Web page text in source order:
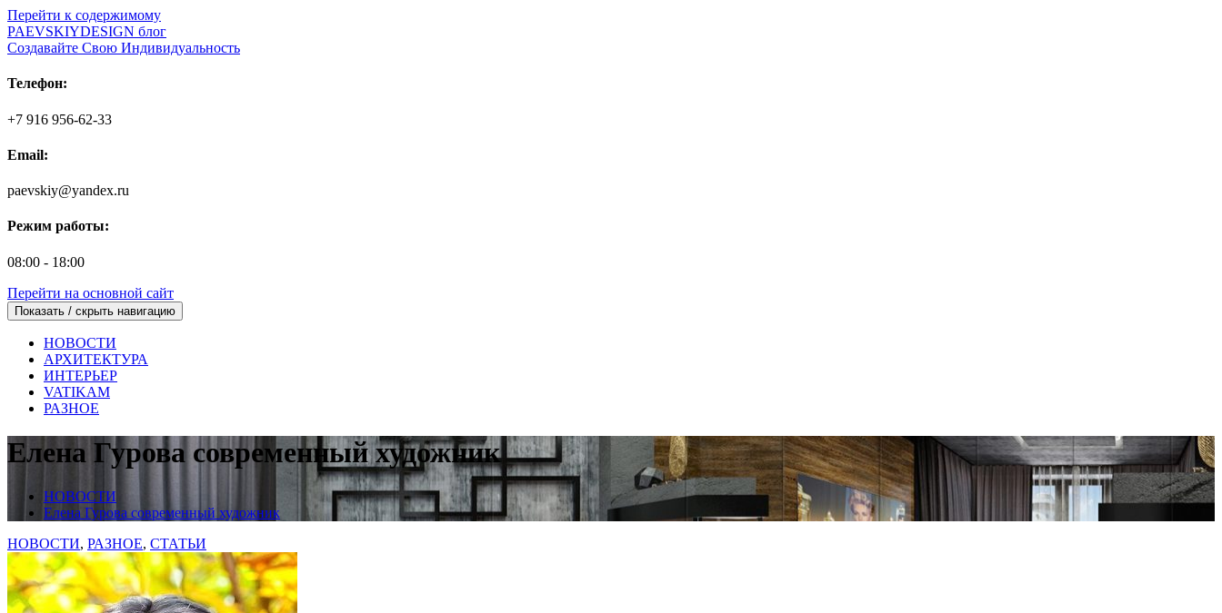
Перейти к содержимому
PAEVSKIYDESIGN блог
Создавайте Свою Индивидуальность
Телефон:
+7 916 956-62-33
Email:
paevskiy@yandex.ru
Режим работы:
08:00 - 18:00
Перейти на основной сайт
Показать / скрыть навигацию
НОВОСТИ
АРХИТЕКТУРА
ИНТЕРЬЕР
VATIKAM
РАЗНОЕ
Елена Гурова современный художник
НОВОСТИ
Елена Гурова современный художник
НОВОСТИ, РАЗНОЕ, СТАТЬИ